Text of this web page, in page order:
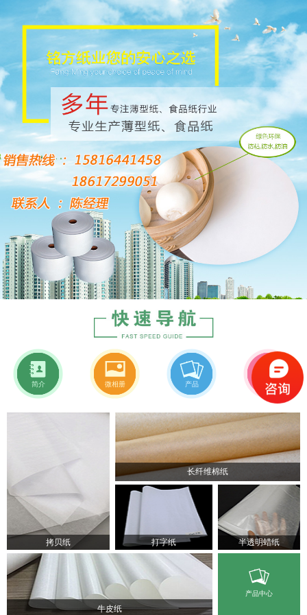
简介 微相册 产品 新闻
拷贝纸
长纤维棉纸
打字纸 半透明蜡纸
牛皮纸
产品中心